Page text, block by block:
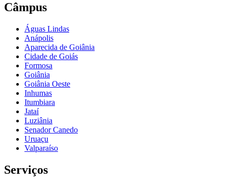
Câmpus
Águas Lindas
Anápolis
Aparecida de Goiânia
Cidade de Goiás
Formosa
Goiânia
Goiânia Oeste
Inhumas
Itumbiara
Jataí
Luziânia
Senador Canedo
Uruaçu
Valparaíso
Serviços